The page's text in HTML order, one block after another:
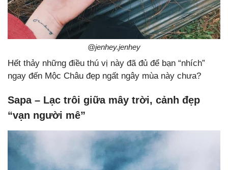
@jenhey.jenhey
Hết thảy những điều thú vị này đã đủ để bạn “nhích”
ngay đến Mộc Châu đẹp ngất ngây mùa này chưa?
Sapa – Lạc trôi giữa mây trời, cảnh đẹp
“vạn người mê”